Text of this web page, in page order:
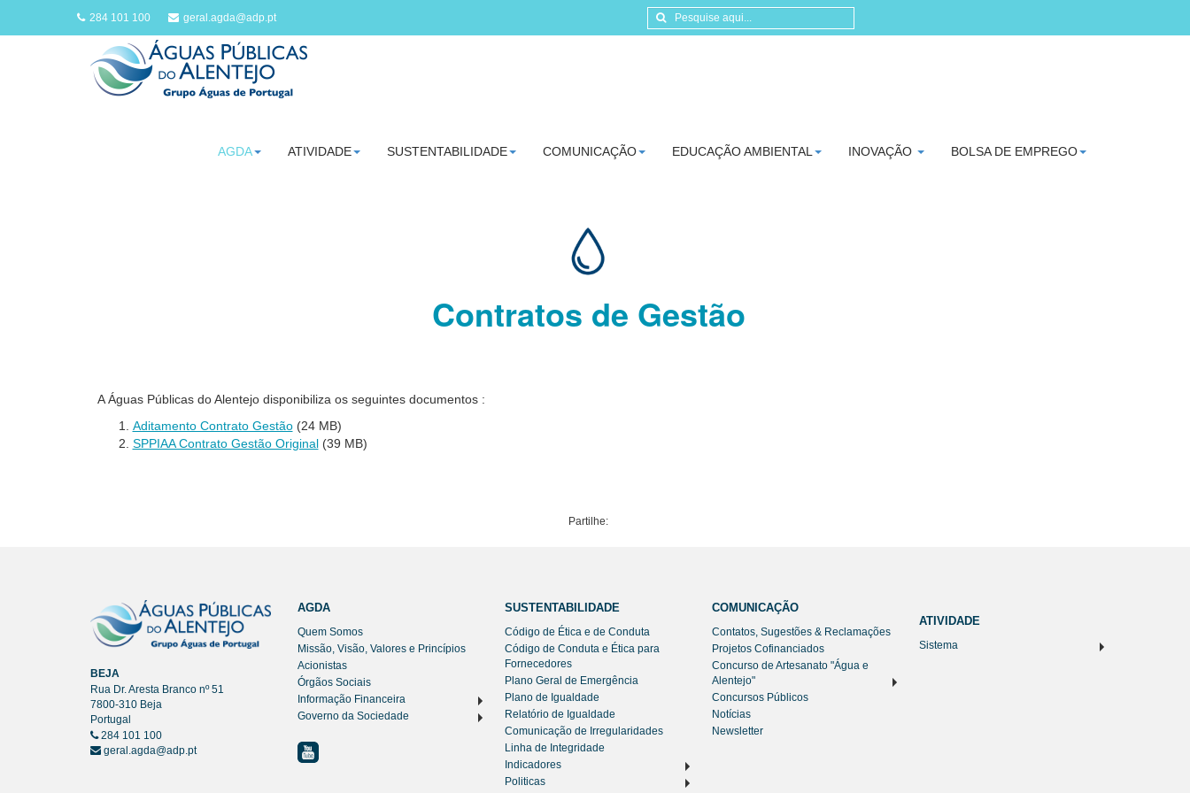
284 101 100 geral.agda@adp.pt
AGDA ATIVIDADE SUSTENTABILIDADE COMUNICAÇÃO EDUCAÇÃO AMBIENTAL INOVAÇÃO BOLSA DE EMPREGO
Contratos de Gestão
A Águas Públicas do Alentejo disponibiliza os seguintes documentos :
Aditamento Contrato Gestão(24 MB)
SPPIAA Contrato Gestão Original(39 MB)
Partilhe:
BEJA
Rua Dr. Aresta Branco nº 51
7800-310 Beja
Portugal
284 101 100
geral.agda@adp.pt
AGDA
Quem Somos
Missão, Visão, Valores e Princípios
Acionistas
Órgãos Sociais
Informação Financeira
Governo da Sociedade
SUSTENTABILIDADE
Código de Ética e de Conduta
Código de Conduta e Ética para
Fornecedores
Plano Geral de Emergência
Plano de Igualdade
Relatório de Igualdade
Comunicação de Irregularidades
Linha de Integridade
Indicadores
Politicas
COMUNICAÇÃO
Contatos, Sugestões & Reclamações
Projetos Cofinanciados
Concurso de Artesanato "Água e
Alentejo"
Concursos Públicos
Notícias
Newsletter
ATIVIDADE
Sistema